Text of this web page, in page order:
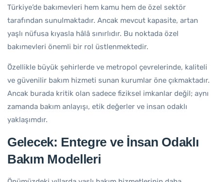
Türkiye’de bakımevleri hem kamu hem de özel sektör
tarafından sunulmaktadır. Ancak mevcut kapasite, artan
yaşlı nüfusa kıyasla hâlâ sınırlıdır. Bu noktada özel
bakımevleri önemli bir rol üstlenmektedir.
Özellikle büyük şehirlerde ve metropol çevrelerinde, kaliteli
ve güvenilir bakım hizmeti sunan kurumlar öne çıkmaktadır.
Ancak burada kritik olan sadece fiziksel imkanlar değil; aynı
zamanda bakım anlayışı, etik değerler ve insan odaklı
yaklaşımdır.
Gelecek: Entegre ve İnsan Odaklı
Bakım Modelleri